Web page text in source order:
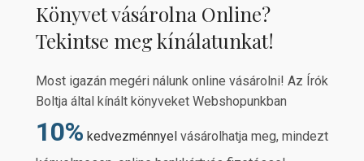
Könyvet vásárolna Online?
Tekintse meg kínálatunkat!
Most igazán megéri nálunk online vásárolni! Az Írók
Boltja által kínált könyveket Webshopunkban
10% kedvezménnyel vásárolhatja meg, mindezt